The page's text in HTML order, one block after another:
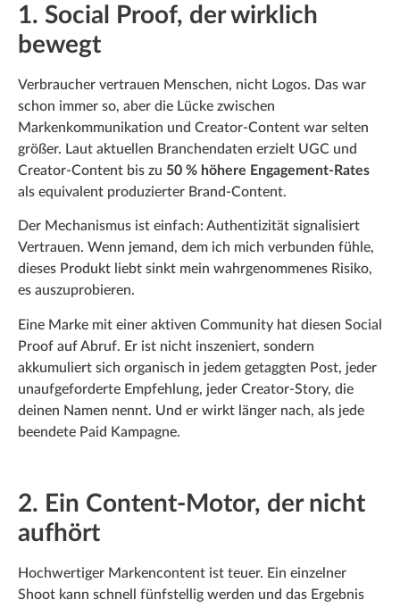
1. Social Proof, der wirklich
bewegt
Verbraucher vertrauen Menschen, nicht Logos. Das war
schon immer so, aber die Lücke zwischen
Markenkommunikation und Creator-Content war selten
größer. Laut aktuellen Branchendaten erzielt UGC und
Creator-Content bis zu 50 % höhere Engagement-Rates
als equivalent produzierter Brand-Content.
Der Mechanismus ist einfach: Authentizität signalisiert
Vertrauen. Wenn jemand, dem ich mich verbunden fühle,
dieses Produkt liebt sinkt mein wahrgenommenes Risiko,
es auszuprobieren.
Eine Marke mit einer aktiven Community hat diesen Social
Proof auf Abruf. Er ist nicht inszeniert, sondern
akkumuliert sich organisch in jedem getaggten Post, jeder
unaufgeforderte Empfehlung, jeder Creator-Story, die
deinen Namen nennt. Und er wirkt länger nach, als jede
beendete Paid Kampagne.
2. Ein Content-Motor, der nicht
aufhört
Hochwertiger Markencontent ist teuer. Ein einzelner
Shoot kann schnell fünfstellig werden und das Ergebnis